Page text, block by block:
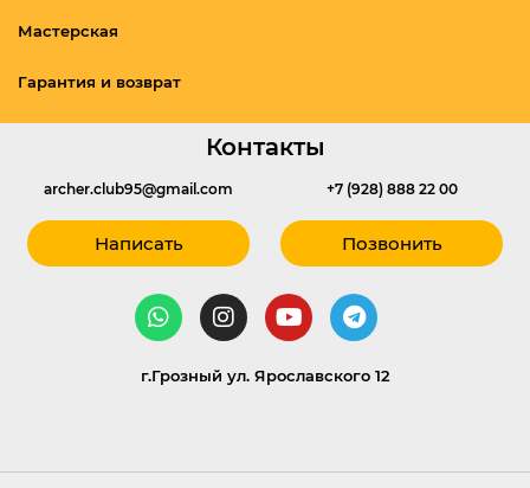
Мастерская
Гарантия и возврат
Контакты
archer.club95@gmail.com
Написать
+7 (928) 888 22 00
Позвонить
г.Грозный ул. Ярославского 12